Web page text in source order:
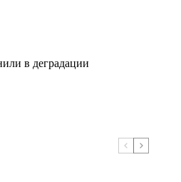
в деградации